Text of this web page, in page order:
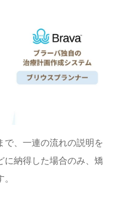
で、一連の流れの説明を
に納得した場合のみ、矯